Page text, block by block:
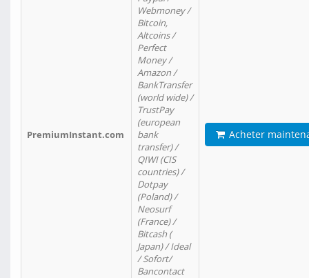
PremiumInstant.com
Webmoney /
Bitcoin,
Altcoins /
Perfect
Money /
Amazon /
BankTransfer
(world wide) /
TrustPay
(european
bank
transfer) /
QIWI (CIS
countries) /
Dotpay
(Poland) /
Neosurf
(France) /
Bitcash (
Japan) / Ideal
/ Sofort/
Bancontact
Acheter